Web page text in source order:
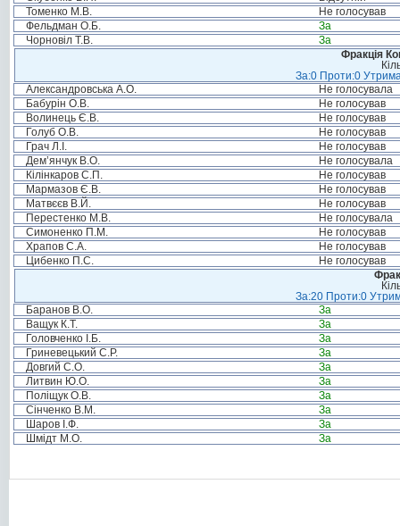
Томенко М.В.
Не голосував
Фельдман О.Б.
За
Чорновіл Т.В.
За
Фракція
За:0 Проти:0
Александровська А.О.
Не голосувала
Бабурін О.В.
Не голосував
Волинець Є.В.
Не голосував
Голуб О.В.
Не голосував
Грач Л.І.
Не голосував
Дем’янчук В.О.
Не голосувала
Кілінкаров С.П.
Не голосував
Мармазов Є.В.
Не голосував
Матвєєв В.Й.
Не голосував
Перестенко М.В.
Не голосувала
Симоненко П.М.
Не голосував
Храпов С.А.
Не голосував
Цибенко П.С.
Не голосував
За:20 Проти:0
Баранов В.О.
За
Ващук К.Т.
За
Головченко І.Б.
За
Гриневецький С.Р.
За
Довгий С.О.
За
Литвин Ю.О.
За
Поліщук О.В.
За
Сінченко В.М.
За
Шаров І.Ф.
За
Шмідт М.О.
За